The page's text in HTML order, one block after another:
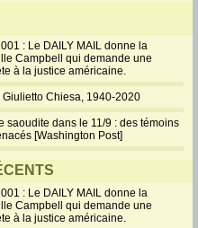
: Le DAILY MAIL donne la
Campbell qui demande une
à la justice américaine.
Giulietto Chiesa, 1940-2020
saoudite dans le 11/9 : des témoins
[Washington Post]
: Le DAILY MAIL donne la
Campbell qui demande une
à la justice américaine.